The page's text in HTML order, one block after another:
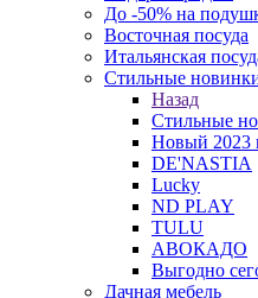
До -50% на
Восточная посуда
Итальянская
Стильные
Назад
Стильные
Новый 2023
DE'NASTIA
Lucky
ND PLAY
TULU
АВОКАДО
Выгодно
Дачная мебель